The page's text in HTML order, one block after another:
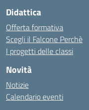
Didattica
Offerta formativa
Scegli il Falcone Perchè
I progetti delle classi
Novità
Notizie
Calendario eventi